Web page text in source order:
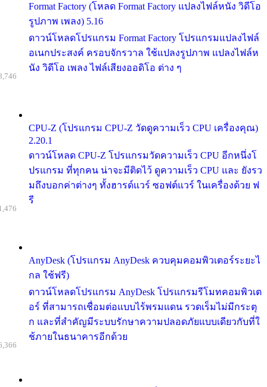
Format Factory (โหลด Format Factory แปลงไฟล์หนัง วิดีโอ
รูปภาพ เพลง) 5.16
ดาวน์โหลดโปรแกรม Format Factory โปรแกรมแปลงไฟล์
อเนกประสงค์ ครอบจักรวาล ใช้แปลงรูปภาพ แปลงไฟล์ห
นัง วิดีโอ เพลง ไฟล์เสียงออดิโอ ต่าง ๆ
CPU-Z (โปรแกรม CPU-Z วัดดูความเร็ว CPU เครื่องคุณ)
2.20.1
ดาวน์โหลด CPU-Z โปรแกรมวัดความเร็ว CPU อีกหนึ่งโ
ปรแกรม ที่ทุกคน น่าจะมีติดไว้ ดูความเร็ว CPU และ ยังรว
มถึงบอกค่าต่างๆ ทั้งฮารด์แวร์ ซอฟต์แวร์ ในเครื่องด้วย ฟ
รี
AnyDesk (โปรแกรม AnyDesk ควบคุมคอมพิวเตอร์ระยะไ
กล ใช้ฟรี)
ดาวน์โหลดโปรแกรม AnyDesk โปรแกรมรีโมทคอมพิวเต
อร์ ที่สามารถเชื่อมต่อแบบไร้พรมแดน รวดเร็มไม่มีกระตุ
ก และที่สำคัญมีระบบรักษาความปลอดภัยแบบเดียวกับที่ใ
ช้ภายในธนาคารอีกด้วย